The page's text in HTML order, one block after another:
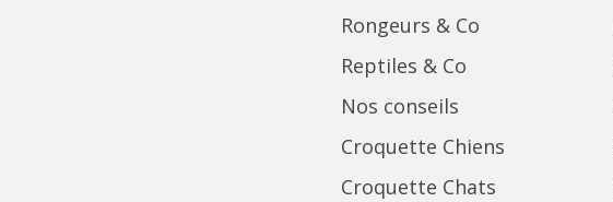
Rongeurs & Co
Reptiles & Co
Nos conseils
Croquette Chiens
Croquette Chats